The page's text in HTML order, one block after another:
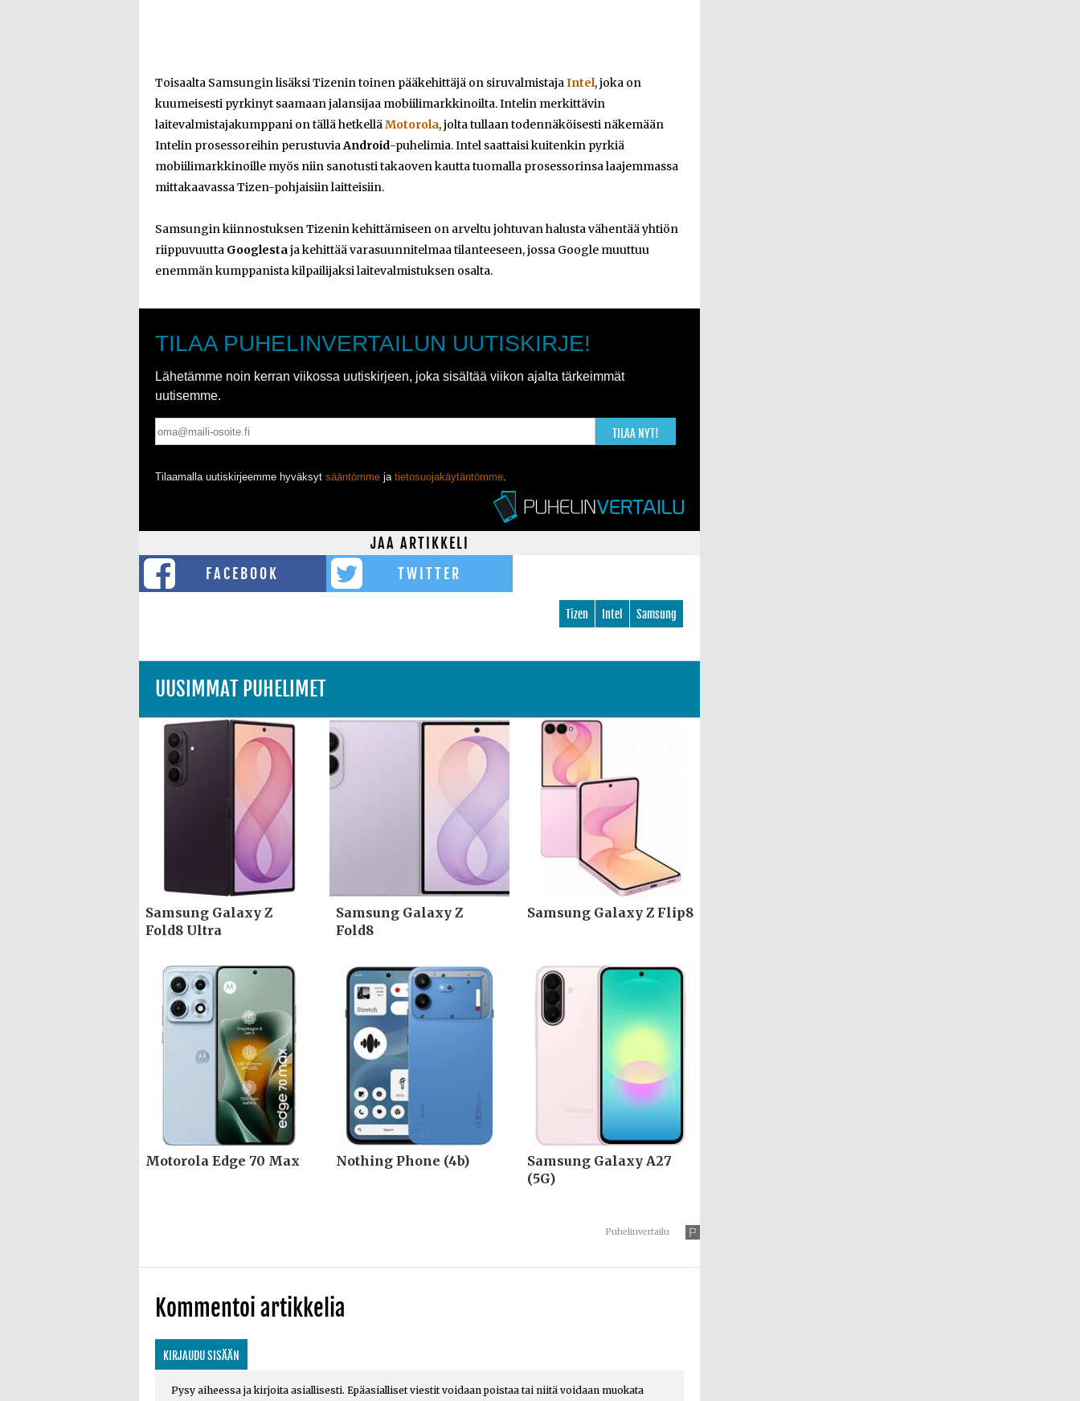
Toisaalta Samsungin lisäksi Tizenin toinen pääkehittäjä on siruvalmistajaIntel, joka on
kuumeisesti pyrkinyt saamaan jalansijaa mobiilimarkkinoilta. Intelin merkittävin
laitevalmistajakumppani on tällä hetkelläMotorola, jolta tullaan todennäköisesti näkemään
Intelin prosessoreihin perustuviaAndroid-puhelimia. Intel saattaisi kuitenkin pyrkiä
mobiilimarkkinoille myös niin sanotusti takaoven kautta tuomalla prosessorinsa laajemmassa
mittakaavassa Tizen-pohjaisiin laitteisiin.
Samsungin kiinnostuksen Tizenin kehittämiseen on arveltu johtuvan halusta vähentää yhtiön
riippuvuutta Googlestaja kehittää varasuunnitelmaa tilanteeseen, jossa Google muuttuu
enemmän kumppanista kilpailijaksi laitevalmistuksen osalta.
TILAA PUHELINVERTAILUN UUTISKIRJE!
Lähetämme noin kerran viikossa uutiskirjeen, joka sisältää viikon ajalta tärkeimmät
uutisemme.
TILAA NYT!
Tilaamalla uutiskirjeemme hyväksyt sääntömme ja tietosuojakäytäntömme.
JAA ARTIKKELI
FACEBOOK
TWITTER
Samsung
Intel
Tizen
UUSIMMAT PUHELIMET
Samsung Galaxy Z
Fold8 Ultra
Samsung Galaxy Z
Fold8
Samsung Galaxy Z Flip8
Motorola Edge 70 Max Nothing Phone (4b)
Samsung Galaxy A27
(5G)
Puhelinvertailu
Kommentoi artikkelia
KIRJAUDU SISÄÄN
Pysy aiheessa ja kirjoita asiallisesti. Epäasialliset viestit voidaan poistaa tai niitä voidaan muokata